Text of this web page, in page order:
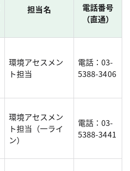
担当名
電話番号
（直通）
環境アセスメン
ト担当
電話：03-
5388-3406
環境アセスメン
ト担当（一ライ
ン）
電話：03-
5388-3441